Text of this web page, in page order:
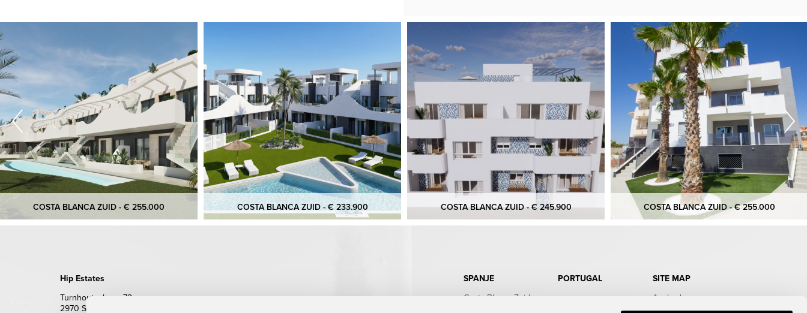
COSTA BLANCA ZUID - € 255.000 COSTA BLANCA ZUID - € 233.900 COSTA BLANCA ZUID - € 245.900 COSTA BLANCA ZUID - € 255.000
Hip Estates
Turnhoutsebaan 72
2970 Schilde
SPANJE
Costa Blanca Zuid
PORTUGAL
SITE MAP
Aanbod
Doe de test